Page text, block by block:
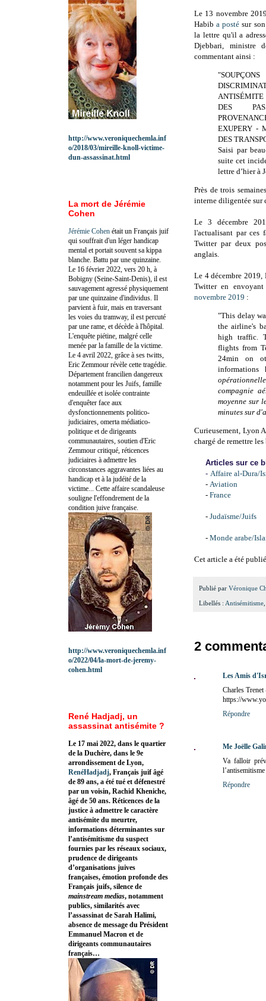
Le 13 novembre
Habiba posté sur
la lettre qu'il a
Djebbari, ministre
commentant ainsi :
DES
EXUPERY -
DES
Saisi par
suite cet
lettre d’hier à
Près de trois
interne diligentée sur
Le 3 décembre
l'actualisant par ces
Twitter par deux
anglais.
Le 4 décembre
Twitter en
novembre 2019 :
"This delay
the airline's
high traffic.
flights from
24min on
informations
compagnie
moyenne sur
minutes sur
Curieusement, Lyon
chargé de remettre
Articles sur ce
- Affaire al-Dura/
- Aviation
- France
- Judaïsme/Juifs
- Monde arabe/
Cet article a été
Publié par Véronique
Libellés : Antisémitisme
2
Les Amis
Charles
https://
Répondre
Me Joëlle
Va falloir
Répondre
http://www.veroniquechemla.inf
o/2018/03/mireille-knoll-victime-
dun-assassinat.html
La mort de Jérémie
Cohen
Jérémie Cohen était un Français juif
qui souffrait d'un léger handicap
mental et portait souvent sa kippa
blanche. Battu par une quinzaine.
Le 16 février 2022, vers 20 h, à
Bobigny (Seine-Saint-Denis), il est
sauvagement agressé physiquement
par une quinzaine d'individus. Il
parvient à fuir, mais en traversant
les voies du tramway, il est percuté
par une rame, et décède à l'hôpital.
L'enquête piétine, malgré celle
menée par la famille de la victime.
Le 4 avril 2022, grâce à ses twitts,
Eric Zemmour révèle cette tragédie.
Département francilien dangereux
notamment pour les Juifs, famille
endeuillée et isolée contrainte
d'enquêter face aux
dysfonctionnements politico-
judiciaires, omerta médiatico-
politique et de dirigeants
communautaires, soutien d'Eric
Zemmour critiqué, réticences
judiciaires à admettre les
circonstances aggravantes liées au
handicap et à la judéité de la
victime... Cette affaire scandaleuse
souligne l'effondrement de la
condition juive française.
http://www.veroniquechemla.inf
o/2022/04/la-mort-de-jeremy-
cohen.html
René Hadjadj, un
assassinat antisémite ?
Le 17 mai 2022, dans le quartier
de la Duchère, dans le 9e
arrondissement de Lyon,
RenéHadjadj, Français juif âgé
de 89 ans, a été tué et défenestré
par un voisin, Rachid Kheniche,
âgé de 50 ans. Réticences de la
justice à admettre le caractère
antisémite du meurtre,
informations déterminantes sur
l’antisémitisme du suspect
fournies par les réseaux sociaux,
prudence de dirigeants
d’organisations juives
françaises, émotion profonde des
Français juifs, silence de
mainstream medias, notamment
publics, similarités avec
l’assassinat de Sarah Halimi,
absence de message du Président
Emmanuel Macron et de
dirigeants communautaires
français…